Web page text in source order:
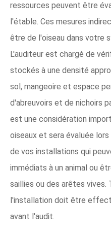
ressources peuvent être
l'étable. Ces mesures
être de l'oiseau dans votre
L'auditeur est chargé de
stockés à une densité
sol, mangeoire et espace
d'abreuvoirs et de nichoirs
est une considération
oiseaux et sera évaluée
de vos installations qui
immédiats à un animal ou
saillies ou des arêtes vives.
l'installation doit être
avant l'audit.